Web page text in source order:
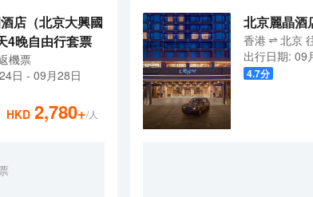
店（北京大興國
4晚自由行套票
機票
日 - 09月28日
HKD 2,780+/人
北京麗晶酒
香港 北京
出行日期: 09
4.7分